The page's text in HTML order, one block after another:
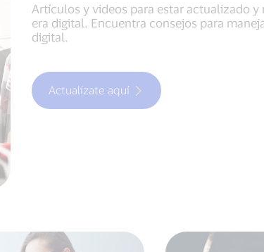
Artículos y videos para estar actualizado y
era digital. Encuentra consejos para
digital.
Actualízate aquí